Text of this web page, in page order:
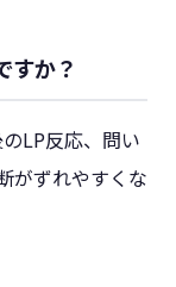
すか？
LP反応、問い
がずれやすくな